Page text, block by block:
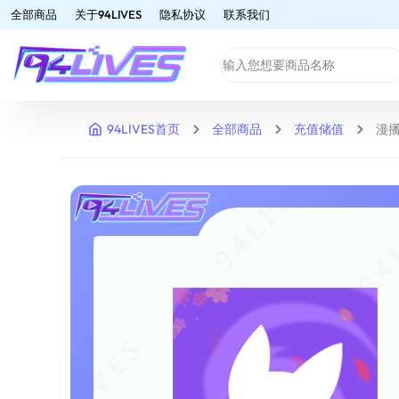
全部商品 关于94LIVES 隐私协议 联系我们
94LIVES首页 全部商品 充值储值 漫